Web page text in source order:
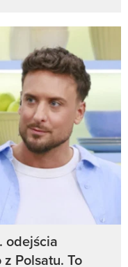
odejścia
Polsatu. To